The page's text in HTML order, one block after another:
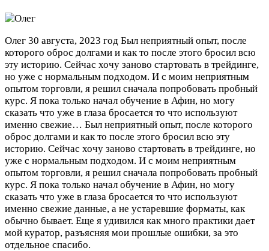
Олег 30 августа, 2023 год Был неприятный опыт, после
которого оброс долгами и как то после этого бросил всю
эту историю. Сейчас хочу заново стартовать в трейдинге,
но уже с нормальным подходом. И с моим неприятным
опытом торговли, я решил сначала попробовать пробный
курс. Я пока только начал обучение в Афин, но могу
сказать что уже в глаза бросается то что используют
именно свежие… Был неприятный опыт, после которого
оброс долгами и как то после этого бросил всю эту
историю. Сейчас хочу заново стартовать в трейдинге, но
уже с нормальным подходом. И с моим неприятным
опытом торговли, я решил сначала попробовать пробный
курс. Я пока только начал обучение в Афин, но могу
сказать что уже в глаза бросается то что используют
именно свежие данные, а не устаревшие форматы, как
обычно бывает. Еще я удивился как много практики дает
мой куратор, разъясняя мои прошлые ошибки, за это
отдельное спасибо.